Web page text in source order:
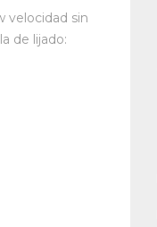
velocidad sin
de lijado: